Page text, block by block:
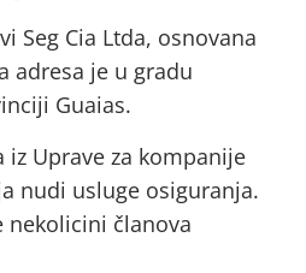
Seg Cia Ltda, osnovana
adresa je u gradu
Guaias.
Uprave za kompanije
nudi usluge osiguranja.
nekolicini članova